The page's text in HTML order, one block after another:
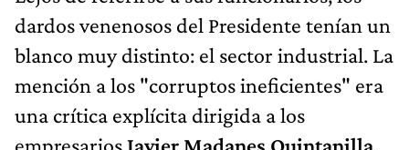
dardos venenosos del Presidente tenían un
blanco muy distinto: el sector industrial. La
mención a los "corruptos ineficientes" era
una crítica explícita dirigida a los